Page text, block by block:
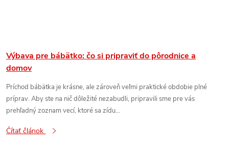
Výbava pre bábätko: čo si pripraviť do pôrodnice a
domov
Príchod bábätka je krásne, ale zároveň veľmi praktické obdobie plné
príprav. Aby ste na nič dôležité nezabudli, pripravili sme pre vás
prehľadný zoznam vecí, ktoré sa zídu...
Čítať článok